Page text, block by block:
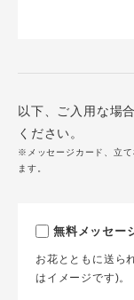
以下、ご入用な場
ください。
※メッセージカード、立て
ます。
無料メッセー
お花とともに送ら
はイメージです)。